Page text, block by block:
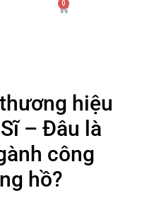
0
hiệu
– Đâu là
công
hồ?